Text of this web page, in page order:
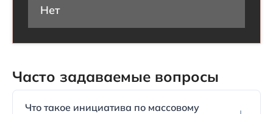
Нет
Часто задаваемые вопросы
Что такое инициатива по массовому